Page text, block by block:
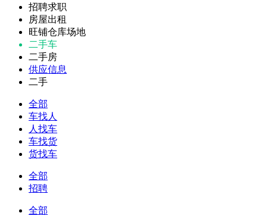
招聘求职
房屋出租
旺铺仓库场地
二手车
二手房
供应信息
二手
全部
车找人
人找车
车找货
货找车
全部
招聘
全部